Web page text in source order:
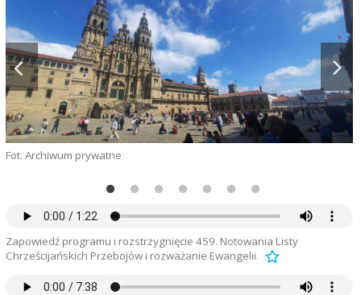
Fot. Archiwum prywatne
Zapowiedź programu i rozstrzygnięcie 459. Notowania Listy
Chrześcijańskich Przebojów i rozważanie Ewangelii.